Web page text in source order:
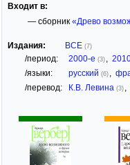
Входит в:
— сборник «Древо
Издания: ВСЕ (7)
/период: 2000-е (3)
/языки: русский (6)
/перевод: К.В. Левина (3)